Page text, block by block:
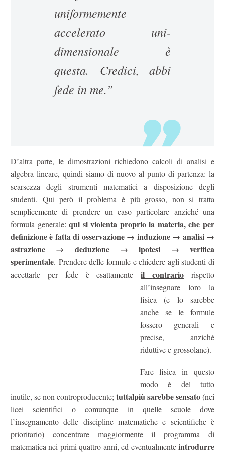
uniformemente
accelerato uni-
dimensionale è
questa. Credici, abbi
fede in me.”
D’altra parte, le dimostrazioni richiedono calcoli di analisi e
algebra lineare, quindi siamo di nuovo al punto di partenza: la
scarsezza degli strumenti matematici a disposizione degli
studenti. Qui però il problema è più grosso, non si tratta
semplicemente di prendere un caso particolare anziché una
formula generale:qui si violenta proprio la materia, che per
definizione è fatta di osservazione → induzione → analisi →
astrazione → deduzione → ipotesi → verifica
sperimentale. Prendere delle formule e chiedere agli studenti di
accettarle per fede è esattamenteilcontrario rispetto
all’insegnare loro la
fisica (e lo sarebbe
anche se le formule
fossero generali e
precise, anziché
riduttive e grossolane).
Fare fisica in questo
modo è del tutto
inutile, se non controproducente; tuttalpiù sarebbe sensato(nei
licei scientifici o comunque in quelle scuole dove
l’insegnamento delle discipline matematiche e scientifiche è
prioritario) concentrare maggiormente il programma di
matematica nei primi quattro anni, ed eventualmenteintrodurre